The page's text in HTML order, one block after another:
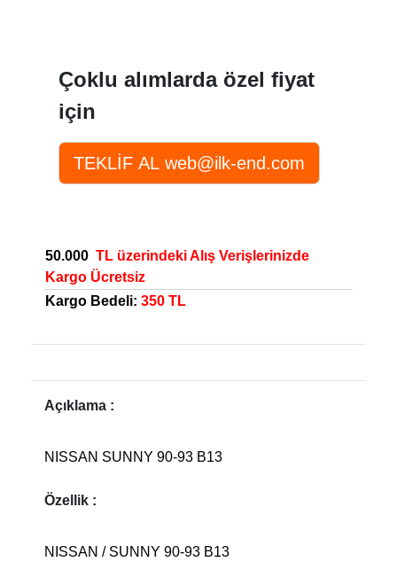
Çoklu alımlarda özel fiyat
için
50.000 TL üzerindeki Alış Verişlerinizde
Kargo Ücretsiz
Kargo Bedeli: 350 TL
Açıklama :
NISSAN SUNNY 90-93 B13
Özellik :
NISSAN / SUNNY 90-93 B13